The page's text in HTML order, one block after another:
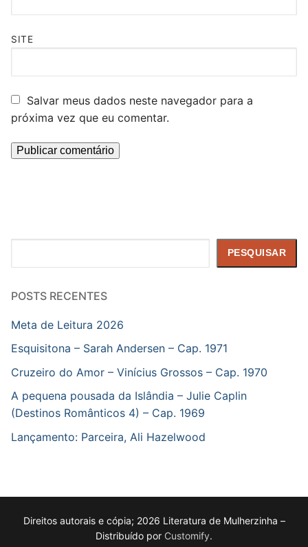
SITE
Salvar meus dados neste navegador para a
próxima vez que eu comentar.
PESQUISAR
POSTS RECENTES
Meta de Leitura 2026
Esquisitona – Sarah Andersen – Cap. 1971
Cruzeiro do Amor – Vinícius Grossos – Cap. 1970
A pequena pousada da Islândia – Julie Caplin
(Destinos Românticos 4) – Cap. 1969
Lançamento: Parceira, Ali Hazelwood
Direitos autorais e cópia; 2026 Literatura de Mulherzinha –
Distribuído por Customify.